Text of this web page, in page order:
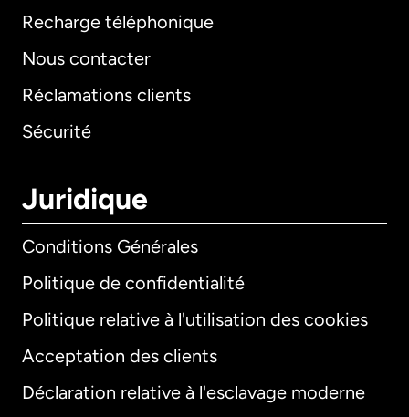
Recharge téléphonique
Nous contacter
Réclamations clients
Sécurité
Juridique
Conditions Générales
Politique de confidentialité
Politique relative à l'utilisation des cookies
Acceptation des clients
Déclaration relative à l'esclavage moderne